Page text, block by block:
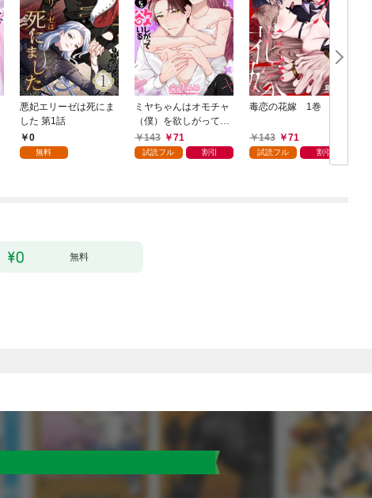
悪妃エリーゼは死にま
した 第1話
0
無料
ミヤちゃんはオモチャ
（僕）を欲しがってい
る 1巻
143 71
試読フル 割引
毒恋の花嫁 1巻
143 71
試読フル 割引
無料